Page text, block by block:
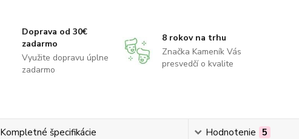
Doprava od 30€
zadarmo
Využite dopravu úplne
zadarmo
8 rokov na trhu
Značka Kameník Vás
presvedčí o kvalite
Kompletné špecifikácie Hodnotenie 5